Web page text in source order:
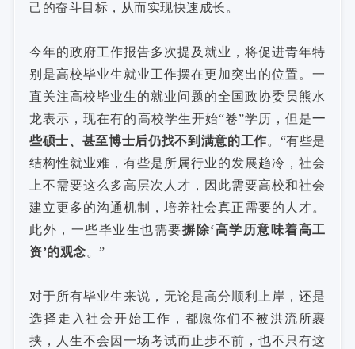
己的奋斗目标，从而实现快速成长。
今年的政府工作报告多次提及就业，将促进青年特
别是高校毕业生就业工作摆在更加突出的位置。一
直关注高校毕业生的就业问题的全国政协委员熊水
龙表示，现在有的高校学生开始“卷”学历，但是一
些硕士、甚至博士后仍找不到满意的工作。“有些是
结构性就业难，有些是所属行业的发展趋冷，社会
上不需要这么多高层次人才，因此需要高校和社会
建立更多的沟通机制，培养社会真正需要的人才。
此外，一些毕业生也需要摒除‘高学历意味着高工
资’的观念。”
对于所有毕业生来说，无论是高分顺利上岸，还是
选择走入社会开始工作，都愿你们不被洪流所裹
挟，人生不会因一场考试而止步不前，也不只有这